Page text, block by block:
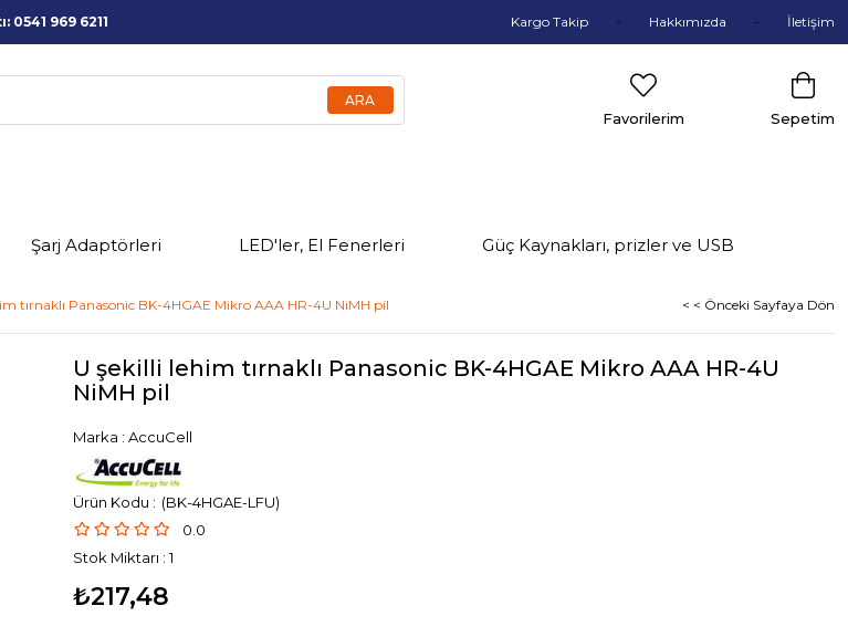
0541 969 6211 Kargo Takip Hakkımızda İletişim
Sepetim
Favorilerim
Şarj Adaptörleri LED'ler, El Fenerleri Güç Kaynakları, prizler ve USB
tırnaklı Panasonic BK-4HGAE Mikro AAA HR-4U NiMH pil < < Önceki Sayfaya Dön
U şekilli lehim tırnaklı Panasonic BK-4HGAE Mikro AAA HR-4U
NiMH pil
Marka : AccuCell
(BK-4HGAE-LFU)
0.0
Stok Miktarı : 1
₺217,48